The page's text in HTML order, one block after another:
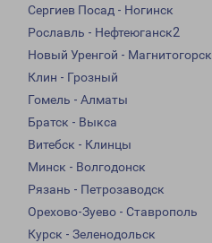
Сергиев Посад - Ногинск
Рославль - Нефтеюганск2
Новый Уренгой - Магнитогорск
Клин - Грозный
Гомель - Алматы
Братск - Выкса
Витебск - Клинцы
Минск - Волгодонск
Рязань - Петрозаводск
Орехово-Зуево - Ставрополь
Курск - Зеленодольск